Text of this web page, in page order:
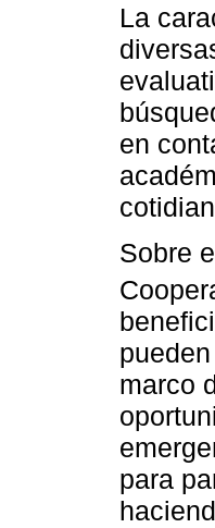
La
en
Sobre
marco
para